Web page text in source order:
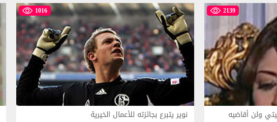
2139
ولن أقاضيه
1016
نوير يتبرع بجائزته للأعمال الخيرية